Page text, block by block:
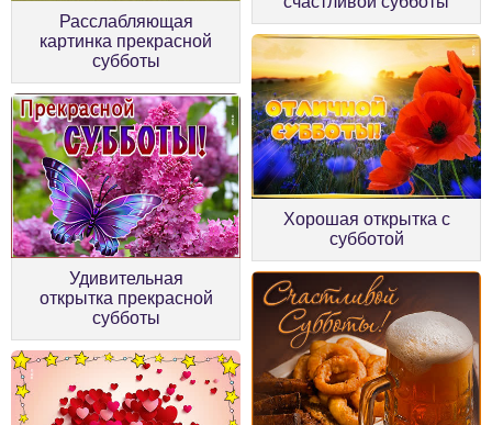
Расслабляющая
картинка прекрасной
субботы
Удивительная
открытка прекрасной
субботы
Хорошая открытка с
субботой